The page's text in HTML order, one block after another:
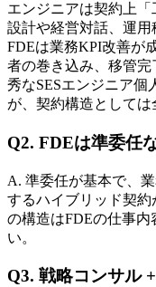
エンジニアは​契約上​
設計や​経営対話、​運用
FDEは​業務KPI改善が​
者の​巻き込み、​移管
秀な​SESエンジニア個
が、​契約構造と​しては​
Q2. FDEは​​準委任
A. 準委任が​基本で、​
する​ハイブリッド契
の​構造は​FDEの​仕事
い。
Q3. 戦略コンサル